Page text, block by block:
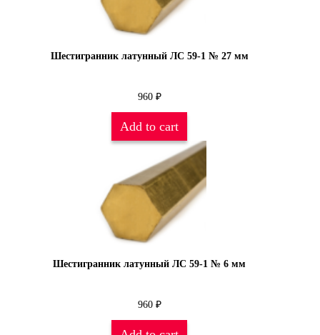
Шестигранник латунный ЛС 59-1 № 27 мм
960 ₽
Add to cart
Шестигранник латунный ЛС 59-1 № 6 мм
960 ₽